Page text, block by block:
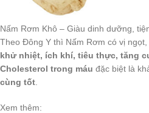
Nấm Rơm Khô – Giàu dinh dưỡng,
Theo Đông Y thì Nấm Rơm có vị
khử nhiệt, ích khí, tiêu thực, tăng
Cholesterol trong máu đặc biệt là
cùng tốt
Xem thêm: